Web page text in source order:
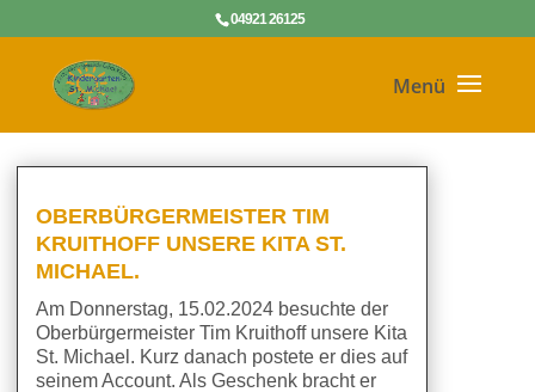
04921 26125
OBERBÜRGERMEISTER TIM
KRUITHOFF UNSERE KITA ST.
MICHAEL.
Am Donnerstag, 15.02.2024 besuchte der
Oberbürgermeister Tim Kruithoff unsere Kita
St. Michael. Kurz danach postete er dies auf
seinem Account. Als Geschenk bracht er